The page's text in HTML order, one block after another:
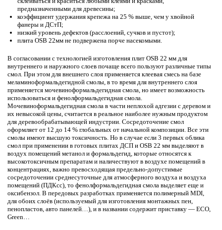
предназначенными для древесины;
коэффициент удержания крепежа на 25 % выше, чем у хвойной
фанеры и ДСтП;
низкий уровень дефектов (расслоений, сучков и пустот);
плита OSB 22мм не подвержена порче насекомыми.
В согласовании с технологией изготовления плит OSB 22 мм для
внутреннего и наружного слоев почаще всего пользуют различные типы
смол. При этом для внешнего слоя применяется клеевая смесь на базе
меламиноформальдегидной смолы, в то время для внутреннего слоя
применяется мочевиноформальдегидная смола, но имеет возможность
использоваться и фенолформальдегидная смола.
Мочевиноформальдегидная смола в части неплохой адгезии с деревом и
их невысокой цены, считается в реальное наиболее нужным продуктом
для деревообрабатывающей индустрии. Сосредоточение смол
оформляет от 12 до 14 % глобальных от начальной композиции. Все эти
смолы имеют высшую токсичность. Но в случае если 3 первых облика
смол при применении в готовых плитах ДСП и OSB 22 мм выделяют в
воздух помещений метанол и формальдегид, которые относятся к
высокотоксичным препаратам и наличествуют в воздухе помещений в
концентрациях, важно превосходящая предельно-допустимые
сосредоточении среднесуточные для атмосферного воздуха и воздуха
помещений (ПДКсс), то фенолформальдегидная смола выделяет еще и
оксибензол. В передовых разработках применяется полимерный MDI,
для обоих слоёв (используемый для изготовления монтажных пен,
пенопластов, авто панелей…), и в названии содержит приставку — ECO,
Green…